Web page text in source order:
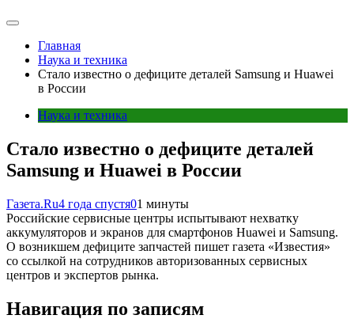
Главная
Наука и техника
Стало известно о дефиците деталей Samsung и Huawei
в России
Наука и техника
Стало известно о дефиците деталей
Samsung и Huawei в России
Газета.Ru4 года спустя01 минуты
Российские сервисные центры испытывают нехватку
аккумуляторов и экранов для смартфонов Huawei и Samsung.
О возникшем дефиците запчастей пишет газета «Известия»
со ссылкой на сотрудников авторизованных сервисных
центров и экспертов рынка.
Навигация по записям